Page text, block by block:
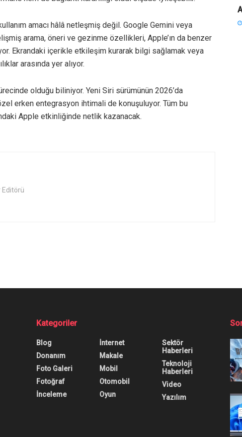
amacı hâlâ netleşmiş değil. Google Gemini veya
arama, öneri ve gezinme özellikleri, Apple’ın da benzer
Ekrandaki içerikle etkileşim kurarak bilgi sağlamak veya
arasında yer alıyor.
olduğu biliniyor. Yeni Siri sürümünün 2026’da
erken entegrasyon ihtimali de konuşuluyor. Tüm bu
Apple etkinliğinde netlik kazanacak.
Editörü
Modelini Tanıttı
Ama Güçlü Gemma